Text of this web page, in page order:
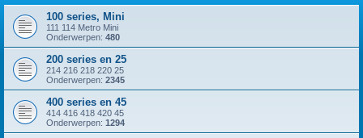
100 series, Mini
111 114 Metro Mini
Onderwerpen: 480
200 series en 25
214 216 218 220 25
Onderwerpen: 2345
400 series en 45
414 416 418 420 45
Onderwerpen: 1294